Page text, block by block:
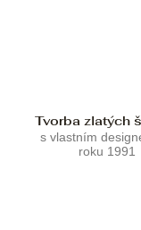
Tvorba zlatých
s vlastním
roku 1991